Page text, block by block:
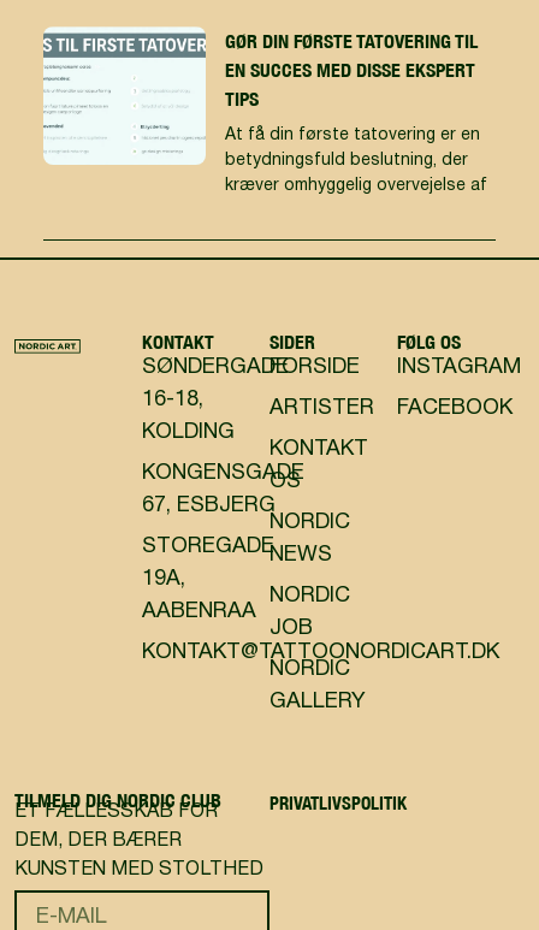
GØR DIN FØRSTE TATOVERING TIL
EN SUCCES MED DISSE EKSPERT
TIPS
At få din første tatovering er en
betydningsfuld beslutning, der
kræver omhyggelig overvejelse af
KONTAKT
SØNDERGADE
16-18,
KOLDING
KONGENSGADE
67, ESBJERG
STOREGADE
19A,
AABENRAA
KONTAKT@TATTOONORDICART.DK
SIDER
FORSIDE
ARTISTER
KONTAKT
OS
NORDIC
NEWS
NORDIC
JOB
NORDIC
GALLERY
FØLG OS
INSTAGRAM
FACEBOOK
TILMELD DIG NORDIC CLUB
ET FÆLLESSKAB FOR
DEM, DER BÆRER
KUNSTEN MED STOLTHED
PRIVATLIVSPOLITIK